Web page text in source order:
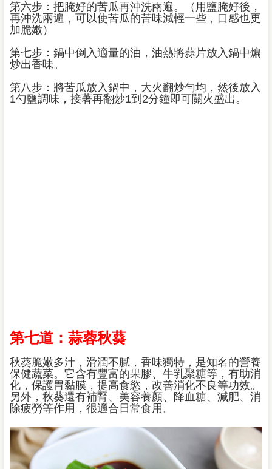
第六步：把腌好的苦瓜再沖洗兩遍。（用鹽腌好後，
再沖洗兩遍，可以使苦瓜的苦味減輕一些，口感也更
加脆嫩）
第七步：鍋中倒入適量的油，油熱將蒜片放入鍋中煸
炒出香味。
第八步：將苦瓜放入鍋中，大火翻炒勻均，然後放入
1勺鹽調味，接著再翻炒1到2分鐘即可關火盛出。
第七道：蒜蓉秋葵
秋葵脆嫩多汁，滑潤不膩，香味獨特，是知名的營養
保健蔬菜。它含有豐富的果膠、牛乳聚糖等，有助消
化，保護胃黏膜，提高食慾，改善消化不良等功效。
另外，秋葵還有補腎、美容養顏、降血糖、減肥、消
除疲勞等作用，很適合日常食用。